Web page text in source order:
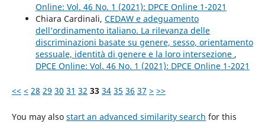
Online: Vol. 46 No. 1 (2021): DPCE Online 1-2021
Chiara Cardinali, CEDAW e adeguamento
dell’ordinamento italiano. La rilevanza delle
discriminazioni basate su genere, sesso, orientamento
sessuale, identità di genere e la loro intersezione ,
DPCE Online: Vol. 46 No. 1 (2021): DPCE Online 1-2021
<< < 28 29 30 31 32 33 34 35 36 37 > >>
You may also start an advanced similarity search for this